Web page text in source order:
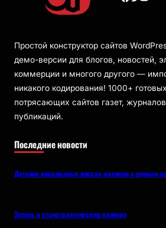
Простой конструктор сайтов
демо-версии для блогов, новостей,
коммерции и многого другого —
никакого кодирования! 1000+
потрясающих сайтов газет,
публикаций.
Последние новости
Детские инвалидные кресла-коляски с ручным
Запись в стоматологическую клинику